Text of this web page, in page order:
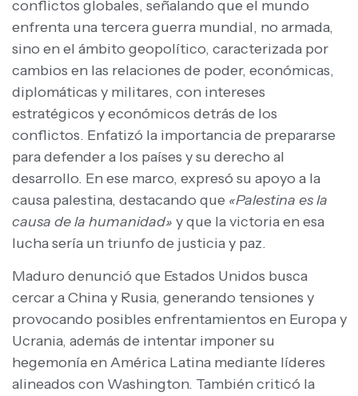
conflictos globales, señalando que el mundo
enfrenta una tercera guerra mundial, no armada,
sino en el ámbito geopolítico, caracterizada por
cambios en las relaciones de poder, económicas,
diplomáticas y militares, con intereses
estratégicos y económicos detrás de los
conflictos. Enfatizó la importancia de prepararse
para defender a los países y su derecho al
desarrollo. En ese marco, expresó su apoyo a la
causa palestina, destacando que «Palestina es la
causa de la humanidad» y que la victoria en esa
lucha sería un triunfo de justicia y paz.
Maduro denunció que Estados Unidos busca
cercar a China y Rusia, generando tensiones y
provocando posibles enfrentamientos en Europa y
Ucrania, además de intentar imponer su
hegemonía en América Latina mediante líderes
alineados con Washington. También criticó la